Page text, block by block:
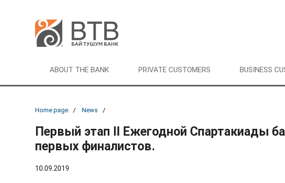
ABOUT THE BANK PRIVATE CUSTOMERS BUSINESS
Home page News
Первый этап II Ежегодной Спартакиады
первых финалистов.
10.09.2019